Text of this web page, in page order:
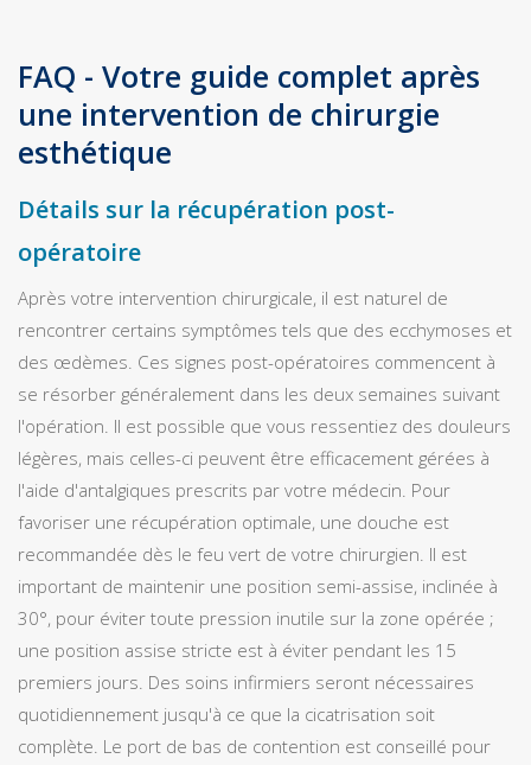
FAQ - Votre guide complet après
une intervention de chirurgie
esthétique
Détails sur la récupération post-
opératoire
Après votre intervention chirurgicale, il est naturel de
rencontrer certains symptômes tels que des ecchymoses et
des œdèmes. Ces signes post-opératoires commencent à
se résorber généralement dans les deux semaines suivant
l'opération. Il est possible que vous ressentiez des douleurs
légères, mais celles-ci peuvent être efficacement gérées à
l'aide d'antalgiques prescrits par votre médecin. Pour
favoriser une récupération optimale, une douche est
recommandée dès le feu vert de votre chirurgien. Il est
important de maintenir une position semi-assise, inclinée à
30°, pour éviter toute pression inutile sur la zone opérée ;
une position assise stricte est à éviter pendant les 15
premiers jours. Des soins infirmiers seront nécessaires
quotidiennement jusqu'à ce que la cicatrisation soit
complète. Le port de bas de contention est conseillé pour